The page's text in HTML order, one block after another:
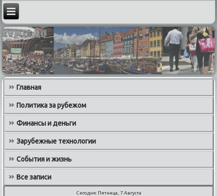
Главная
Политика за рубежом
Финансы и деньги
Зарубежные технологии
События и жизнь
Все записи
Сегодня: Пятница, 7 Августа